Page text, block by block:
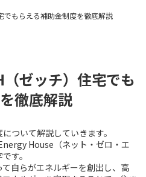
でもらえる補助金制度を徹底解説
（ゼッチ）住宅でも
徹底解説
ついて解説していきます。
House（ネット・ゼロ・エ
す。
自らがエネルギーを創出し、高